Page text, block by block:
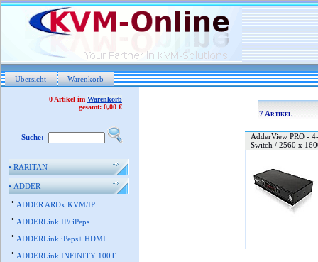
Übersicht Warenkorb
0 Artikel im Warenkorb
gesamt: 0,00 €
Suche:
•RARITAN
•ADDER
• ADDER ARDx KVM/IP
• ADDERLink IP/ iPeps
• ADDERLink iPeps+ HDMI
• ADDERLink INFINITY 100T
7 Artikel
AdderView PRO -
Switch / 2560 x